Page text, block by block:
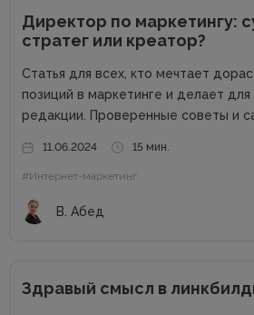
Директор по маркетингу:
стратег или креатор?
Статья для всех, кто мечтает
позиций в маркетинге и делает для
редакции. Проверенные советы и
на наш телеграм-канал и
новую порцию...
11.06.2024 15 мин.
#Интернет-маркетинг
В. Абед
Здравый смысл в